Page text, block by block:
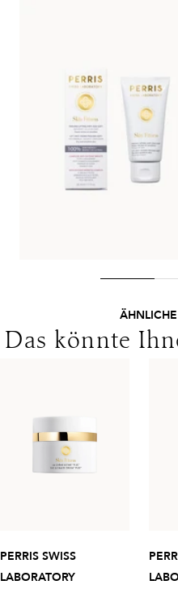
Sie bitte die abweichenden
Ausland gelten andere
Das könnte
PERRIS SWISS
LABORATORY